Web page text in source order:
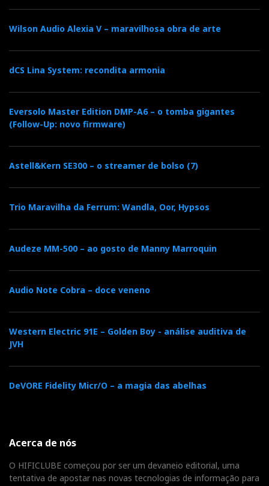
Wilson Audio Alexia V – maravilhosa obra de arte
dCS Lina System: recondita armonia
Eversolo Master Edition DMP-A6 – o tomba gigantes
(Follow-Up: novo firmware)
Astell&Kern SE300 – o streamer de bolso (7)
Trio Maravilha da Ferrum: Wandla, Oor, Hypsos
Audeze MM-500 – ao gosto de Manny Marroquin
Audio Note Cobra – doce veneno
Western Electric 91E – Golden Boy - análise auditiva de
JVH
DeVORE Fidelity Micr/O – a magia das abelhas
Acerca de nós
O HIFICLUBE começou por ser um devaneio editorial, uma
tentativa de apostar nas novas tecnologias de informação para